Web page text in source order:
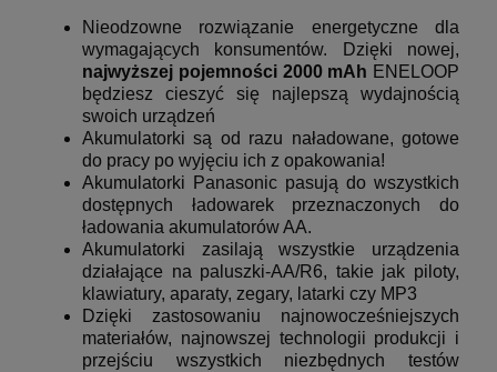
Nieodzowne rozwiązanie energetyczne dla
wymagających konsumentów. Dzięki nowej,
najwyższej pojemności 2000 mAh ENELOOP
będziesz cieszyć się najlepszą wydajnością
swoich urządzeń
Akumulatorki są od razu naładowane, gotowe
do pracy po wyjęciu ich z opakowania!
Akumulatorki Panasonic pasują do wszystkich
dostępnych ładowarek przeznaczonych do
ładowania akumulatorów AA.
Akumulatorki zasilają wszystkie urządzenia
działające na paluszki-AA/R6, takie jak piloty,
klawiatury, aparaty, zegary, latarki czy MP3
Dzięki zastosowaniu najnowocześniejszych
materiałów, najnowszej technologii produkcji i
przejściu wszystkich niezbędnych testów